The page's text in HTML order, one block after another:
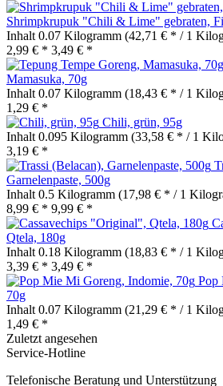
Shrimpkrupuk "Chili & Lime" gebraten,
Inhalt 0.07 Kilogramm (42,71 € * / 1
2,99 € * 3,49 € *
Mamasuka, 70g
Inhalt 0.07 Kilogramm (18,43 € * / 1
1,29 € *
Chili, grün, 95g
Inhalt 0.095 Kilogramm (33,58 € * / 1
3,19 € *
Garnelenpaste, 500g
Inhalt 0.5 Kilogramm (17,98 € * / 1
8,99 € * 9,99 € *
Qtela, 180g
Inhalt 0.18 Kilogramm (18,83 € * / 1
3,39 € * 3,49 € *
Pop
70g
Inhalt 0.07 Kilogramm (21,29 € * / 1
1,49 € *
Zuletzt angesehen
Service-Hotline
Telefonische Beratung und Unterstützung